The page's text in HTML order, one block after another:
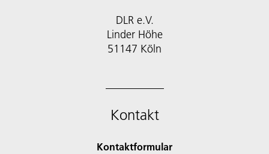
DLR e.V.
Linder Höhe
51147 Köln
Kontakt
Kontaktformular